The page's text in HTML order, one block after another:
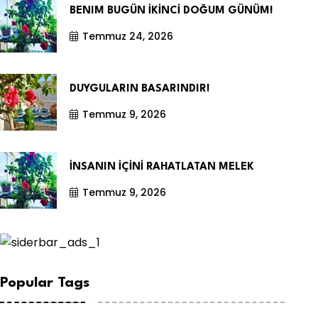
BENIM BUGÜN İKİNCİ DOĞUM GÜNÜM!
Temmuz 24, 2026
DUYGULARIN BASARINDIR!
Temmuz 9, 2026
İNSANIN İÇİNİ RAHATLATAN MELEK
Temmuz 9, 2026
Popular Tags